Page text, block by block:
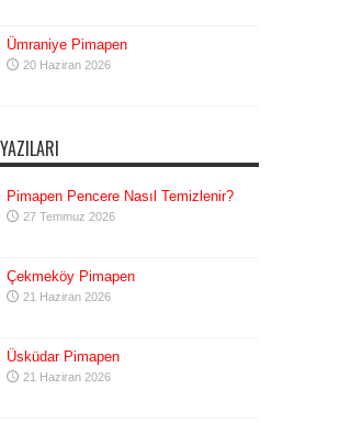
Ümraniye Pimapen
20 Haziran 2026
Pimapen Pencere Nasıl Temizlenir?
27 Temmuz 2026
Çekmeköy Pimapen
21 Haziran 2026
Üsküdar Pimapen
21 Haziran 2026